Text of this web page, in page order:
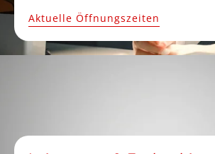
Aktuelle Öffnungszeiten